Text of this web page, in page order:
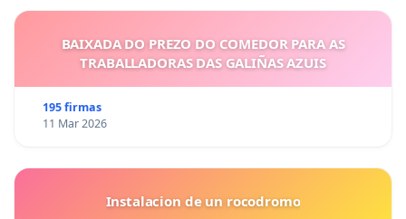
BAIXADA DO PREZO DO COMEDOR PARA AS
TRABALLADORAS DAS GALIÑAS AZUIS
195 firmas
11 Mar 2026
Instalacion de un rocodromo